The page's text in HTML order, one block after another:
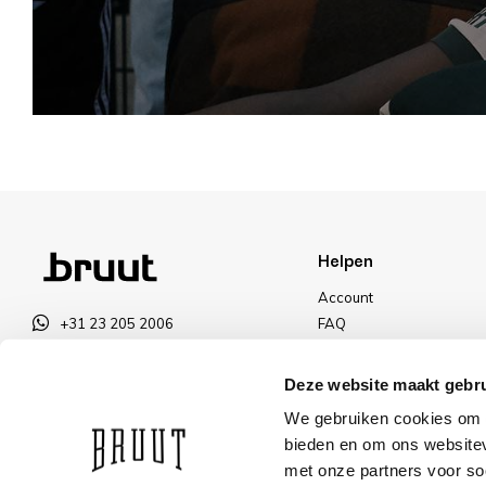
Deze website maakt
We gebruiken cookies
bieden en om ons
met onze partners voor
+31 23 205 2006
OPENINGSTIJDEN
Helpen
Account
FAQ
Betalen
Kortingen